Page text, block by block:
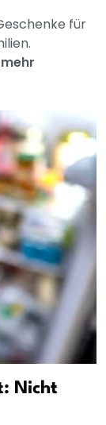
für
mehr
Nicht